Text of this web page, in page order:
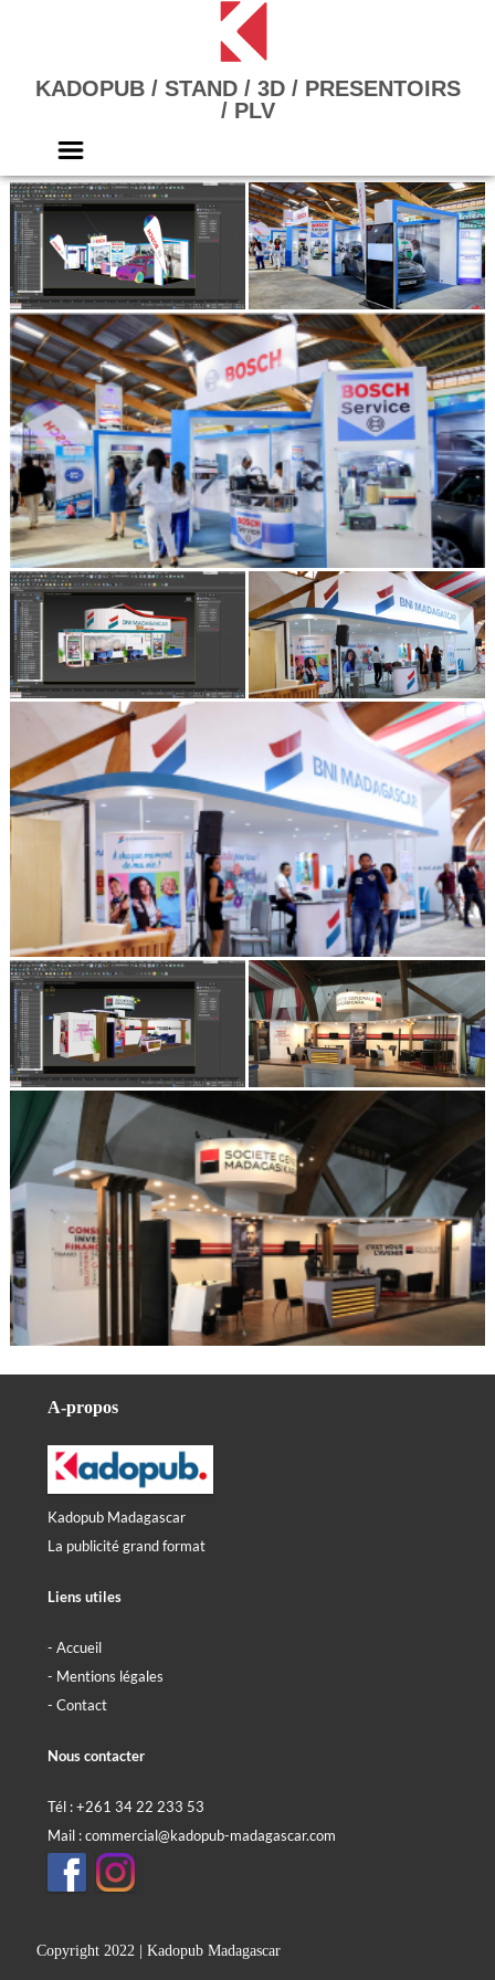
KADOPUB / STAND / 3D / PRESENTOIRS
/ PLV
A-propos
Kadopub Madagascar
La publicité grand format
Liens utiles
- Accueil
- Mentions légales
- Contact
Nous contacter
Tél : +261 34 22 233 53
Mail :commercial@kadopub-madagascar.com
Copyright 2022 | Kadopub Madagascar